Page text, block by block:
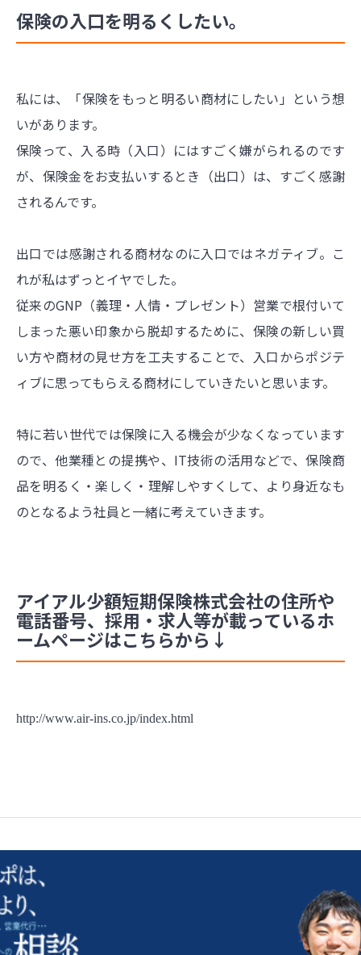
保険の入口を明るくしたい。
私には、「保険をもっと明るい商材にしたい」という想
いがあります。
保険って、入る時（入口）にはすごく嫌がられるのです
が、保険金をお支払いするとき（出口）は、すごく感謝
されるんです。
出口では感謝される商材なのに入口ではネガティブ。こ
れが私はずっとイヤでした。
従来のGNP（義理・人情・プレゼント）営業で根付いて
しまった悪い印象から脱却するために、保険の新しい買
い方や商材の見せ方を工夫することで、入口からポジテ
ィブに思ってもらえる商材にしていきたいと思います。
特に若い世代では保険に入る機会が少なくなっています
ので、他業種との提携や、IT技術の活用などで、保険商
品を明るく・楽しく・理解しやすくして、より身近なも
のとなるよう社員と一緒に考えていきます。
アイアル少額短期保険株式会社の住所や
電話番号、採用・求人等が載っているホ
ームページはこちらから↓
http://www.air-ins.co.jp/index.html